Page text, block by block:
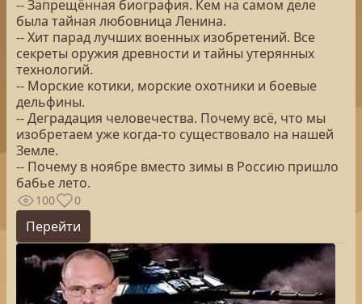
-- Запрещённая биография. Кем на самом деле
была тайная любовница Ленина.
-- Хит парад лучших военных изобретений. Все
секреты оружия древности и тайны утерянных
технологий.
-- Морские котики, морские охотники и боевые
дельфины.
-- Деградация человечества. Почему всё, что мы
изобретаем уже когда-то существовало на нашей
Земле.
-- Почему в ноябре вместо зимы в Россию пришло
бабье лето.
100 0
Перейти